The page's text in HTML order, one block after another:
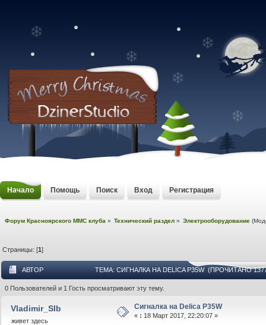
Начало Помощь Поиск Вход Регистрация
Форум Красноярского MMC клуба » Технический раздел » Электрооборудование
Страницы: [1]
АВТОР ТЕМА: СИГНАЛКА НА DELICA P35W (ПРОЧИТАНО
0 Пользователей и 1 Гость просматривают эту тему.
Vladimir_SIb
живет здесь
Сигналка на Delica P35W
« : 18 Март 2017, 22:20:07 »